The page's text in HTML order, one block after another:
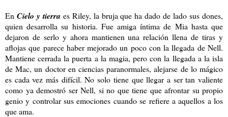
En Cielo y tierra es Riley, la bruja que ha dado de lado sus dones,
quien desarrolla su historia. Fue amiga íntima de Mia hasta que
dejaron de serlo y ahora mantienen una relación llena de tiras y
aflojas que parece haber mejorado un poco con la llegada de Nell.
Mantiene cerrada la puerta a la magia, pero con la llegada a la isla
de Mac, un doctor en ciencias paranormales, alejarse de lo mágico
es cada vez más difícil. No solo tiene que llegar a ser tan valiente
como ya demostró ser Nell, si no que tiene que afrontar su propio
genio y controlar sus emociones cuando se refiere a aquellos a los
que ama.